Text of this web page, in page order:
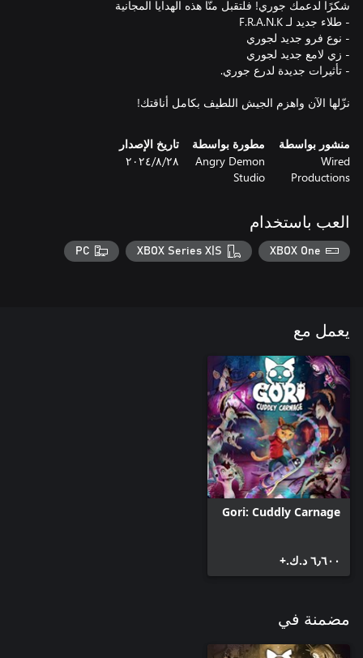
نزّلها الآن واهزم الجيش اللطيف بكامل أناقتك!
منشور بواسطة
Wired
Productions
مطورة بواسطة
Angry Demon
Studio
تاريخ الإصدار
٢٨‏/٨‏/٢٠٢٤
العب باستخدام
XBOX One
XBOX Series X|S
PC
يعمل مع
Gori: Cuddly Carnage
٦٫٦٠٠ د.ك.‏+
مضمنة في